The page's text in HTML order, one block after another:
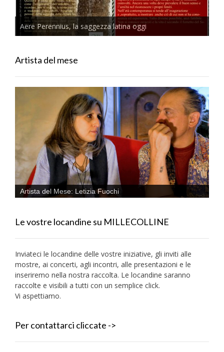
Aere Perennius, la saggezza latina oggi
Artista del mese
Artista del Mese: Letizia Fuochi
Le vostre locandine su MILLECOLLINE
Inviateci le locandine delle vostre iniziative, gli inviti alle
mostre, ai concerti, agli incontri, alle presentazioni e le
inseriremo nella nostra raccolta. Le locandine saranno
raccolte e visibili a tutti con un semplice click.
Vi aspettiamo.
Per contattarci cliccate ->